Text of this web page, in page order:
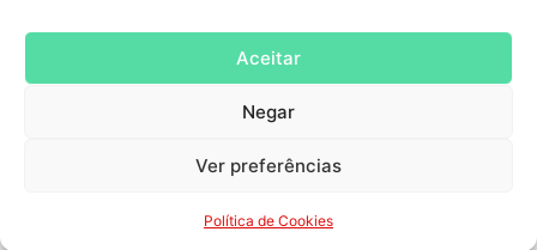
Aceitar
Negar
Ver preferências
Política de Cookies
contato@agncservicos.com
, Publicidade, comunicação, assessoria de imprensa,
Todos os direitos autorais reservados